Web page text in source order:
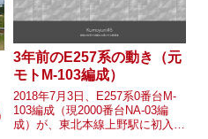
3年前のE257系の動き（元
モトM-103編成）
2018年7月3日、E257系0番台M-
103編成（現2000番台NA-03編
成）が、東北本線上野駅に初入